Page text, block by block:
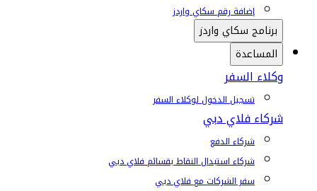
إضافة رقم سكاي واردز
برنامج سكاي واردز
المساعدة
وكلاء السفر
تسجيل الدخول لوكلاء السفر
شركاء فلاي دبي
شركاء الدفع
شركاء استبدال النقاط بقسائم فلاي دبي
سفر الشركات مع فلاي دبي